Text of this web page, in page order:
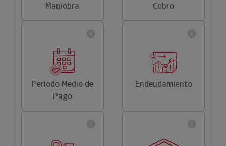
Maniobra
Cobro
Periodo Medio de
Pago
Endeudamiento